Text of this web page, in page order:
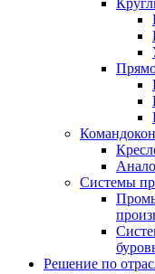
Системы
Решение по